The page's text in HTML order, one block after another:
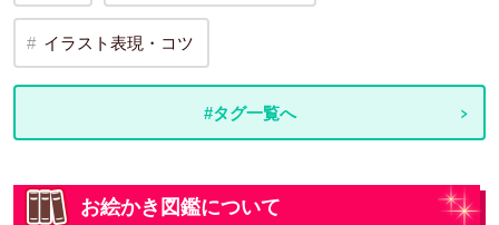
イラスト表現・コツ
#タグ一覧へ
お絵かき図鑑について